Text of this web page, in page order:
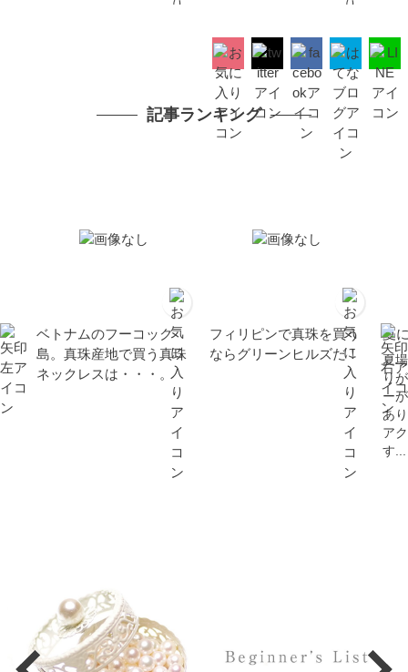
記事ランキング
ベトナムのフーコック
島。真珠産地で買う真珠
ネックレスは・・・。
フィリピンで真珠を買う
ならグリーンヒルズだ！
夏
夏
り
ー
あ
ア
す...